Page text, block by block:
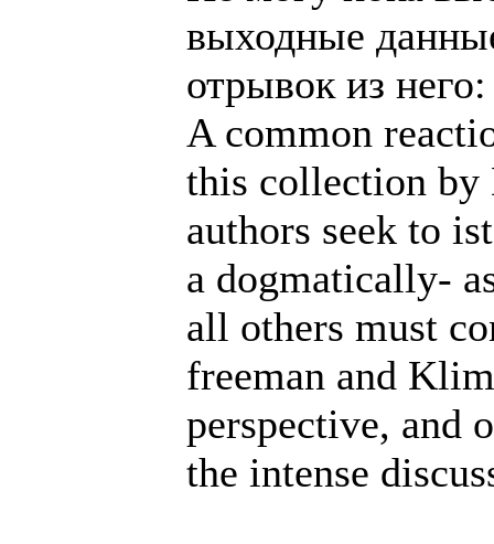
выходные
отрывок из него:
A common
this collection by
authors seek to
a dogmatically-
all others must
freeman and
perspective, and
the intense